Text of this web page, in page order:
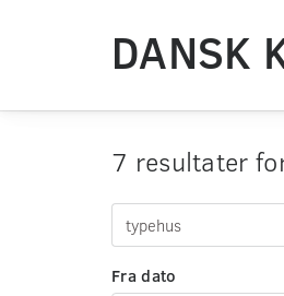
DANSK
7 resultater
Fra dato